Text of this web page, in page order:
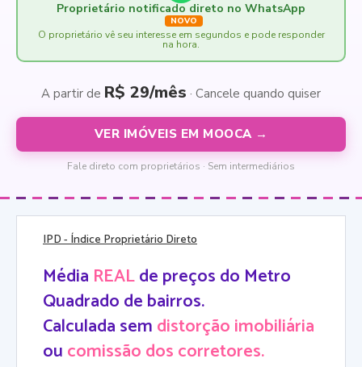
Proprietário notificado direto no WhatsApp
NOVO
O proprietário vê seu interesse em segundos e pode responder
na hora.
A partir de R$ 29/mês · Cancele quando quiser
VER IMÓVEIS EM MOOCA →
Fale direto com proprietários · Sem intermediários
IPD- Índice Proprietário Direto
Média REALde preços do Metro
Quadrado de bairros.
Calculada semdistorção imobiliária
oucomissão dos corretores.